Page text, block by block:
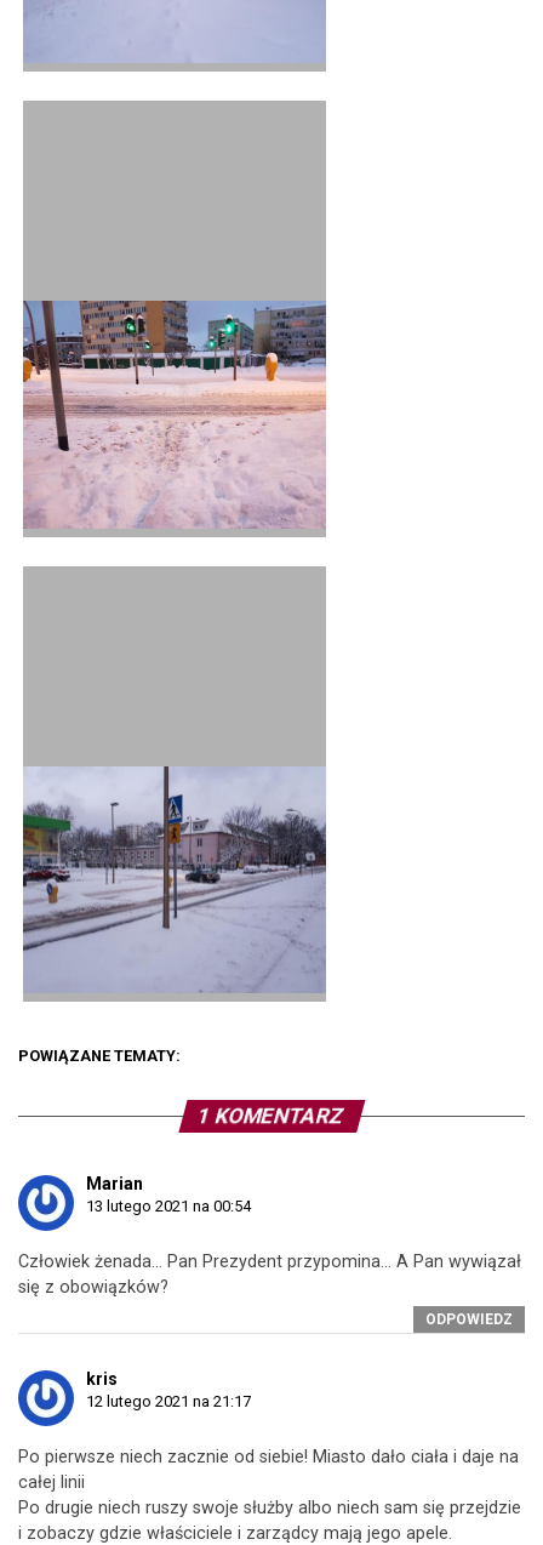
POWIĄZANE TEMATY:
1 KOMENTARZ
Marian
13 lutego 2021 na 00:54
Człowiek żenada… Pan Prezydent przypomina… A Pan wywiązał
się z obowiązków?
ODPOWIEDZ
kris
12 lutego 2021 na 21:17
Po pierwsze niech zacznie od siebie! Miasto dało ciała i daje na
całej linii
Po drugie niech ruszy swoje służby albo niech sam się przejdzie
i zobaczy gdzie właściciele i zarządcy mają jego apele.